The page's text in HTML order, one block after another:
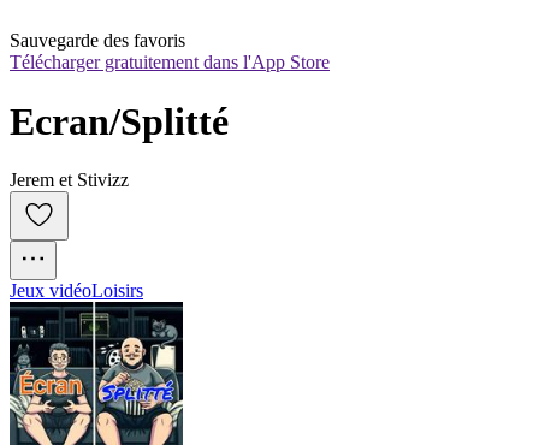
Sauvegarde des favoris
Télécharger gratuitement dans l'App Store
Ecran/Splitté
Jerem et Stivizz
Jeux vidéoLoisirs